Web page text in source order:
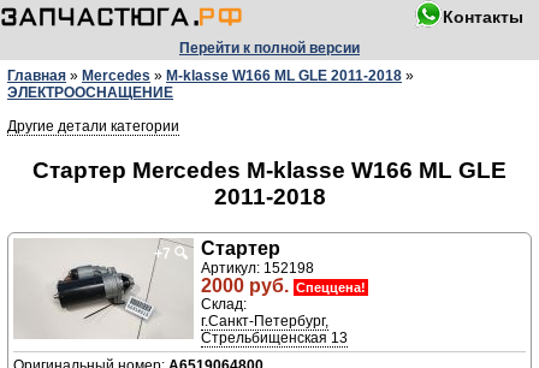
Контакты
Перейти к полной версии
Главная » Mercedes » M-klasse W166 ML GLE 2011-2018 »
ЭЛЕКТРООСНАЩЕНИЕ
Другие детали категории
Стартер Mercedes M-klasse W166 ML GLE
2011-2018
+7 🔍 Стартер
Артикул: 152198
2000 руб. Спеццена!
Склад:
г.Санкт-Петербург,
Стрельбищенская 13